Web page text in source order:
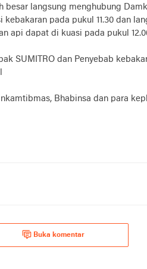
besar langsung menghubung
pada pukul 11.30 dan
api dapat di kuasi pada pukul
SUMITRO dan Penyebab
Bhabinsa dan para
Buka komentar